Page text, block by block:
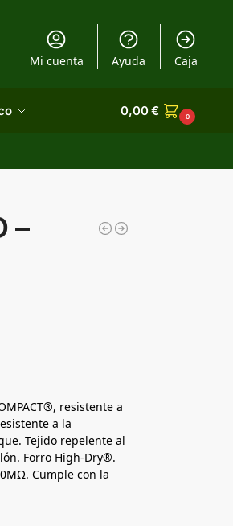
Mi cuenta Ayuda Caja
0,00€ 0
–
resistente a
a la
Tejido repelente al
Forro High-Dry®.
Cumple con la